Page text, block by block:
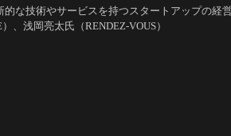
的な技術やサービスを持つスタートアップの
、浅岡亮太氏（RENDEZ-VOUS）